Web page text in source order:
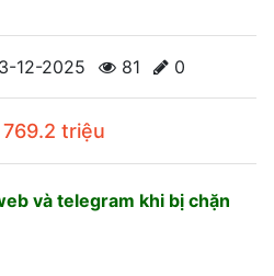
12-2025 81 0
triệu
và telegram khi bị chặn